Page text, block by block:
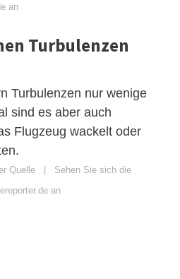
an
Turbulenzen
Turbulenzen nur wenige
sind es aber auch
Flugzeug wackelt oder
Quelle | Sehen Sie sich die
an